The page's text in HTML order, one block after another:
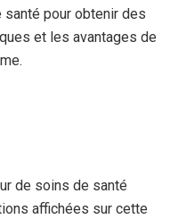
pour obtenir des
et les avantages de
de soins de santé
affichées sur cette